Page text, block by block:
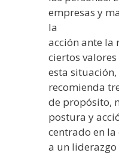
empresas y
la
acción ante la
ciertos
esta
recomienda
de propósito,
postura y
centrado en
a un liderazgo